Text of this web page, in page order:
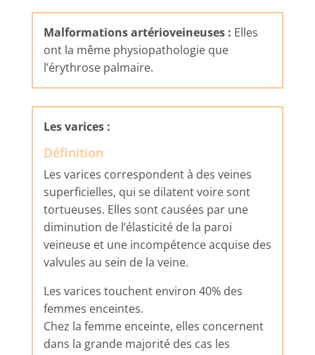
Malformations artérioveineuses : Elles
ont la même physiopathologie que
l’érythrose palmaire.
Les varices :
Définition
Les varices correspondent à des veines
superficielles, qui se dilatent voire sont
tortueuses. Elles sont causées par une
diminution de l’élasticité de la paroi
veineuse et une incompétence acquise des
valvules au sein de la veine.
Les varices touchent environ 40% des
femmes enceintes.
Chez la femme enceinte, elles concernent
dans la grande majorité des cas les